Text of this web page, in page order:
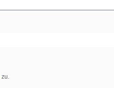
zu.